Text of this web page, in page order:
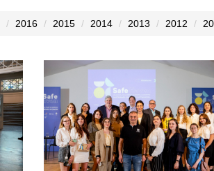
2016 2015 2014 2013 2012